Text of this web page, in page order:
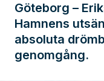
Göteborg –
Hamnens
absoluta
genomgång.